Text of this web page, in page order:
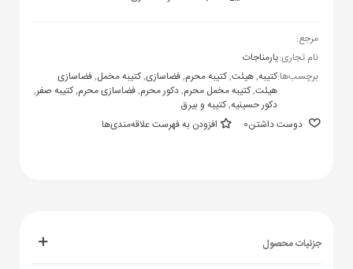
مرجع:
نام تجاری:یارمناجات
برچسب‌ها:کتیبه,هیئت,کتیبه محرم,فضاسازی,کتیبه مخمل,فضاسازی
هیئت,کتیبه مخمل محرم,دکور محرم,فضاسازی محرم,کتیبه صفر,
دکور حسینیه,کتیبه و بیرق
دوست داشتن0 افزودن به فهرست علاقه‌مندی‌ها
جزئیات محصول